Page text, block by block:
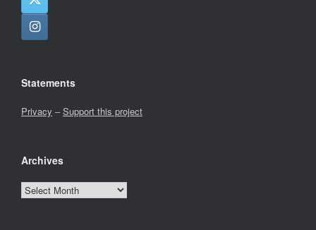
Statements
Privacy –Support this project
Archives
Archives